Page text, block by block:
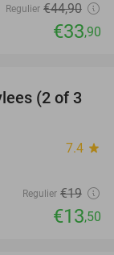
Regulier €44,90
€33,90
29%
(2 of 3
7.4 star
Regulier €19
€13,50